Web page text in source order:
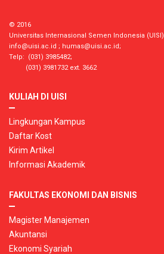
© 2016
Universitas Internasional Semen Indonesia (UISI)
info@uisi.ac.id ; humas@uisi.ac.id;
Telp: (031) 3985482;
(031) 3981732 ext. 3662
KULIAH DI UISI
Lingkungan Kampus
Daftar Kost
Kirim Artikel
Informasi Akademik
FAKULTAS EKONOMI DAN BISNIS
Magister Manajemen
Akuntansi
Ekonomi Syariah